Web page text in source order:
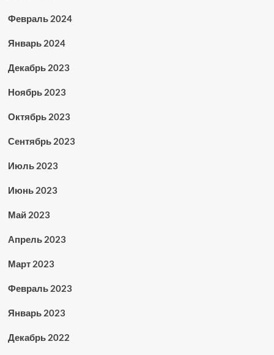
Февраль 2024
Январь 2024
Декабрь 2023
Ноябрь 2023
Октябрь 2023
Сентябрь 2023
Июль 2023
Июнь 2023
Май 2023
Апрель 2023
Март 2023
Февраль 2023
Январь 2023
Декабрь 2022